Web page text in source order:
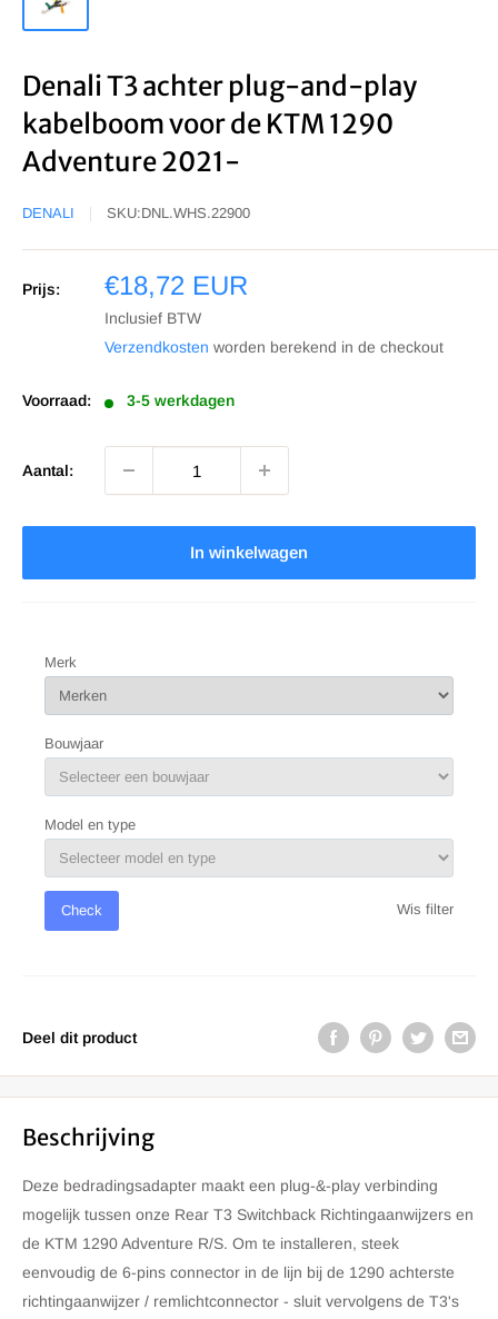
Denali T3 achter plug-and-play
kabelboom voor de KTM 1290
Adventure 2021-
DENALI SKU:DNL.WHS.22900
Prijs:
Sale
prijs
€18,72 EUR
Inclusief BTW
Verzendkosten worden berekend in de checkout
Voorraad: 3-5 werkdagen
Aantal:
In winkelwagen
Merk
Bouwjaar
Model en type
Check Wis filter
Deel dit product
Beschrijving
Deze bedradingsadapter maakt een plug-&-play verbinding
mogelijk tussen onze Rear T3 Switchback Richtingaanwijzers en
de KTM 1290 Adventure R/S. Om te installeren, steek
eenvoudig de 6-pins connector in de lijn bij de 1290 achterste
richtingaanwijzer / remlichtconnector - sluit vervolgens de T3's